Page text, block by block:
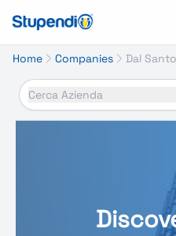
Home Companies Dal Santo
Cerca Azienda